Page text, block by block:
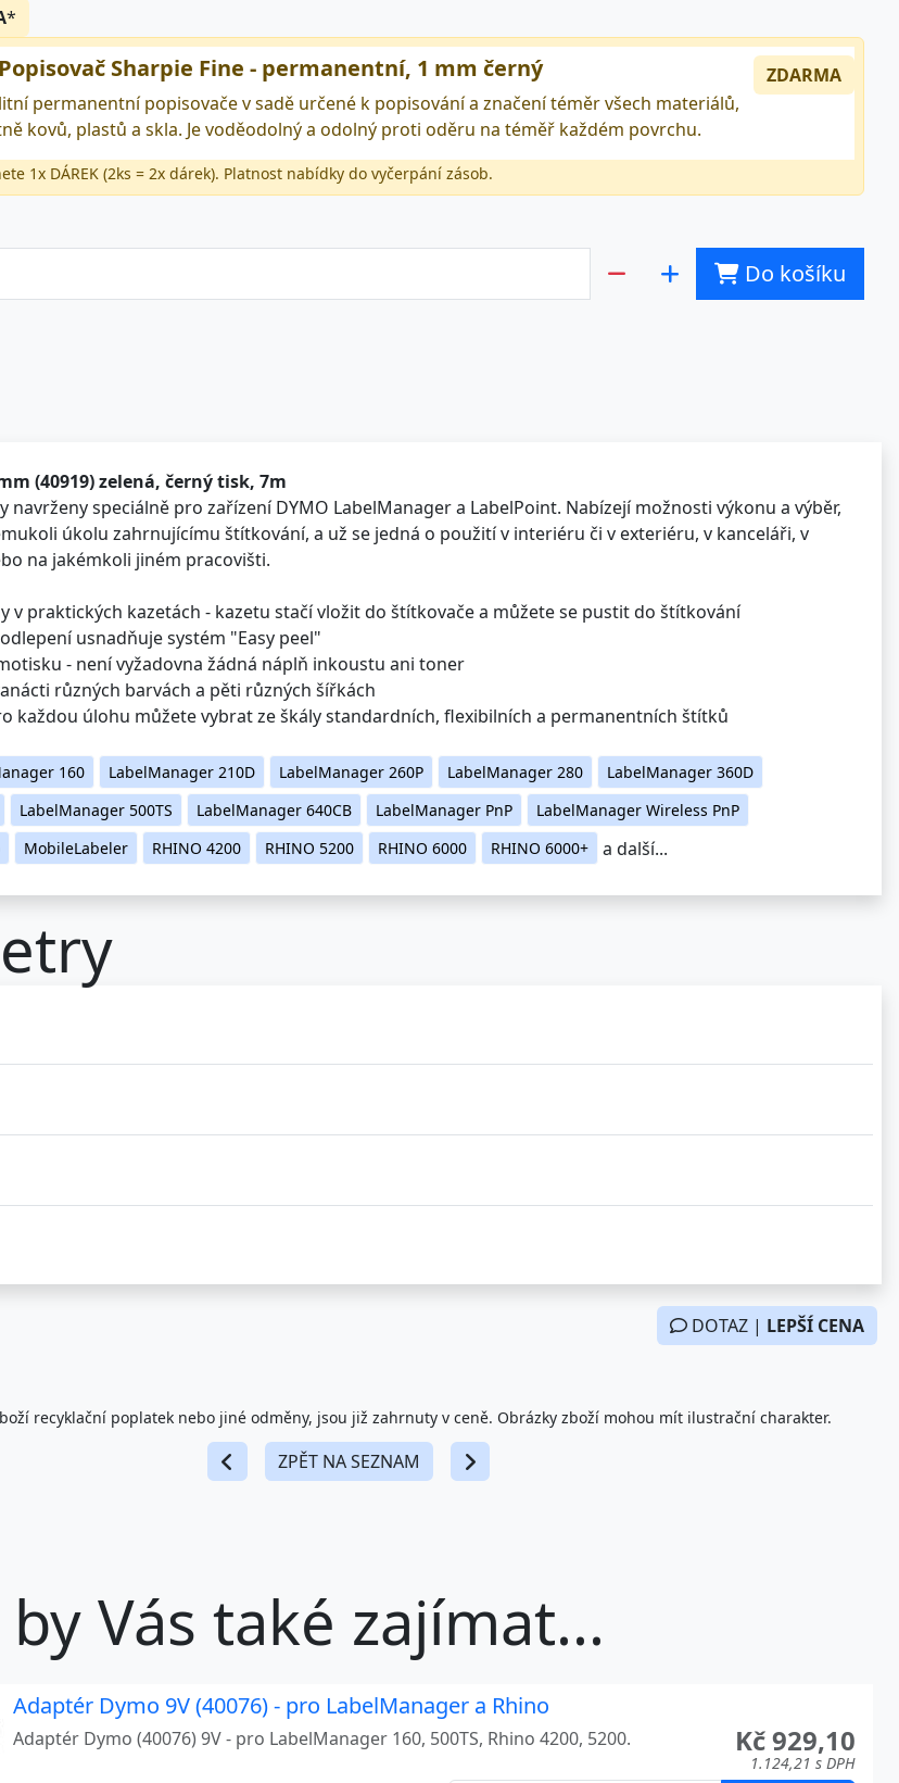
*
Popisovač Sharpie Fine - permanentní, 1 mm černý
ZDARMA
permanentní popisovače v sadě určené k popisování a značení téměr všech materiálů,
kovů, plastů a skla. Je voděodolný a odolný proti oděru na téměř každém povrchu.
1x DÁREK (2ks = 2x dárek). Platnost nabídky do vyčerpání zásob.
Do košíku
(40919) zelená, černý tisk, 7m
navrženy speciálně pro zařízení DYMO LabelManager a LabelPoint. Nabízejí možnosti výkonu a výběr,
úkolu zahrnujícímu štítkování, a už se jedná o použití v interiéru či v exteriéru, v kanceláři, v
na jakémkoli jiném pracovišti.
v praktických kazetách - kazetu stačí vložit do štítkovače a můžete se pustit do štítkování
usnadňuje systém "Easy peel"
- není vyžadovna žádná náplň inkoustu ani toner
různých barvách a pěti různých šířkách
každou úlohu můžete vybrat ze škály standardních, flexibilních a permanentních štítků
160 LabelManager 210D LabelManager 260P LabelManager 280
LabelManager 360D
LabelManager 500TS LabelManager 640CB LabelManager PnP
LabelManager Wireless PnP
MobileLabeler RHINO 4200 RHINO 5200 RHINO 6000 RHINO 6000+ a další...
DOTAZ | LEPŠÍ CENA
recyklační poplatek nebo jiné odměny, jsou již zahrnuty v ceně. Obrázky zboží mohou mít ilustrační charakter.
ZPĚT NA SEZNAM
Vás také zajímat...
Adaptér Dymo 9V (40076) - pro LabelManager a Rhino
Kč 929,10
1.124,21 s DPH
Adaptér Dymo (40076) 9V - pro LabelManager 160, 500TS, Rhino 4200, 5200.